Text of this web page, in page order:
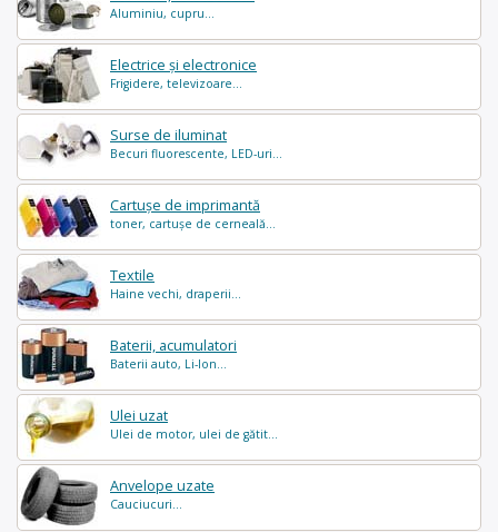
Aluminiu, cupru...
Electrice și electronice
Frigidere, televizoare...
Surse de iluminat
Becuri fluorescente, LED-uri...
Cartușe de imprimantă
toner, cartușe de cerneală...
Textile
Haine vechi, draperii...
Baterii, acumulatori
Baterii auto, Li-Ion...
Ulei uzat
Ulei de motor, ulei de gătit...
Anvelope uzate
Cauciucuri...